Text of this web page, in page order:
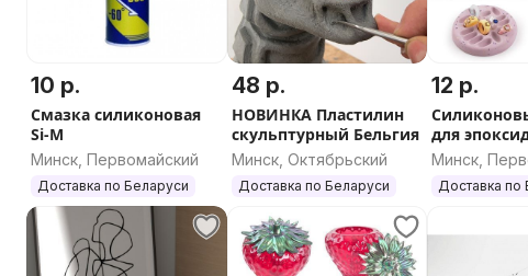
Самовывоз в Минске и Могилёве — заберите покупку в
Доставка по всей Беларуси — отправляем заказы
Автолайт, подберем оптимальный вариант.
Formodel.by — ваш надёжный партнёр в мире
воплощаются мечты и создаются шедевры. Начните свой
сегодня!
10 р.
Смазка силиконовая
Si-M
Минск, Первомайский
Доставка по Беларуси
48 р.
НОВИНКА Пластилин
скульптурный Бельгия
Минск, Октябрьский
Доставка по Беларуси
12 р.
для
Минск,
Доставка по